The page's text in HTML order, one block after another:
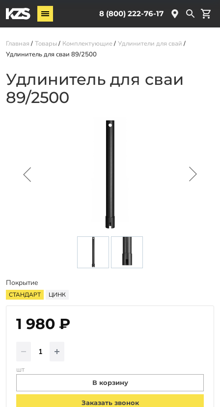
8 (800) 222-76-17
Винтовые сваи
Комплектующие
Услуги
О компании
Новости
Оплата
Главная Товары Комплектующие
Удлинители для свай
Удлинитель для сваи 89/2500
Удлинитель для сваи
89/2500
Покрытие
СТАНДАРТ ЦИНК
1 980 ₽
шт
В корзину
Заказать звонок